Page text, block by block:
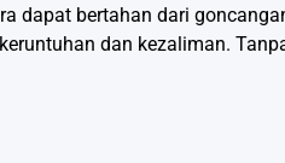
dapat bertahan dari
dan kezaliman.